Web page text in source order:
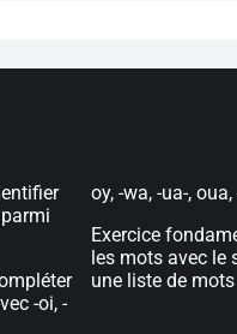
-oi, -
oy, -wa, -ua-, oua,
Exercice
les mots avec
une liste de mots